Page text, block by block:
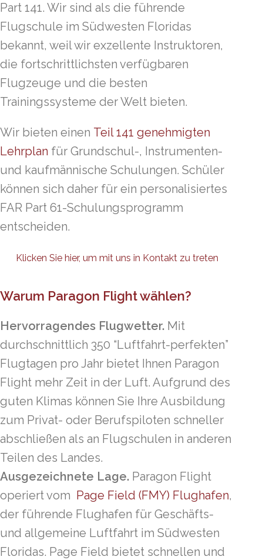
Part 141. Wir sind als die führende
Flugschule im Südwesten Floridas
bekannt, weil wir exzellente Instruktoren,
die fortschrittlichsten verfügbaren
Flugzeuge und die besten
Trainingssysteme der Welt bieten.
Wir bieten einen Teil 141 genehmigten
Lehrplan für Grundschul-, Instrumenten-
und kaufmännische Schulungen. Schüler
können sich daher für ein personalisiertes
FAR Part 61-Schulungsprogramm
entscheiden.
Klicken Sie hier, um mit uns in Kontakt zu treten
Warum Paragon Flight wählen?
Hervorragendes Flugwetter. Mit
durchschnittlich 350 “Luftfahrt-perfekten”
Flugtagen pro Jahr bietet Ihnen Paragon
Flight mehr Zeit in der Luft. Aufgrund des
guten Klimas können Sie Ihre Ausbildung
zum Privat- oder Berufspiloten schneller
abschließen als an Flugschulen in anderen
Teilen des Landes.
Ausgezeichnete Lage. Paragon Flight
operiert vom Page Field (FMY) Flughafen,
der führende Flughafen für Geschäfts-
und allgemeine Luftfahrt im Südwesten
Floridas. Page Field bietet schnellen und